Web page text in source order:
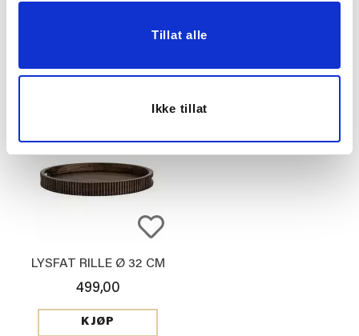
Tillat alle
Ikke tillat
KJØP KJØP
LYSFAT RILLE Ø 32 CM
499,00
KJØP